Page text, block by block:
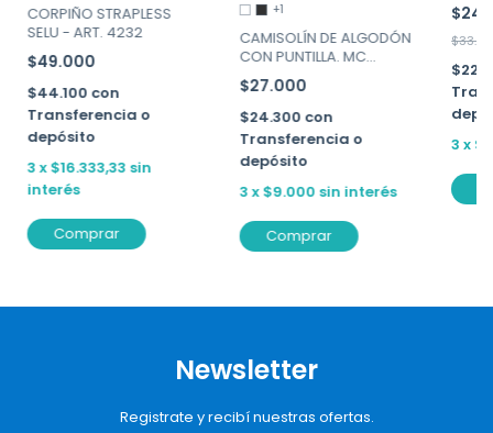
CORPIÑO STRAPLESS
SELU - ART. 4232
$49.000
$44.100 con
Transferencia o
depósito
3 x$16.333,33 sin
interés
Comprar
+1
CAMISOLÍN DE ALGODÓN
CON PUNTILLA. MC
CARTNEY ART. 1190
$27.000
$24.300 con
Transferencia o
depósito
3x$9.000 sin interés
Comprar
3 x
Newsletter
Registrate y recibí nuestras ofertas.